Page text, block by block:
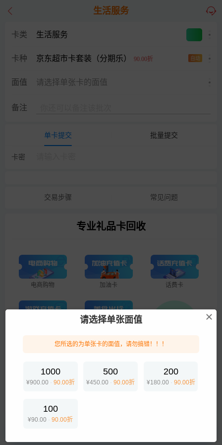
生活服务
卡类 生活服务
卡种 京东超市卡套装（分期乐） 自动
90.00折
面值 请选择单张卡的面值
备注
单卡提交 批量提交
卡密
交易步骤 常见问题
专业礼品卡回收
电商购物 加油卡 话费卡
请选择单张面值
您所选的为单张卡的面值，请勿搞错！！！
1000
¥900.00 · 90.00折
500
¥450.00 · 90.00折
200
¥180.00 · 90.00折
100
¥90.00 · 90.00折